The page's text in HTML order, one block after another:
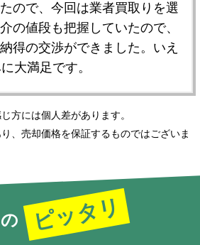
ので、今回は業者買取りを選
の値段も把握していたので、
得の交渉ができました。いえ
大満足です。
方には個人差があります。
、売却価格を保証するものではございま
ピッタリ